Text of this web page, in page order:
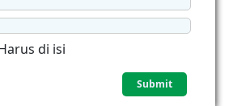
di isi